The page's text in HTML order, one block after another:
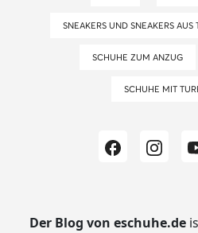
SNEAKERS UND SNEAKERS AUS
SCHUHE ZUM ANZUG
SCHUHE MIT
Der Blog von eschuhe.de